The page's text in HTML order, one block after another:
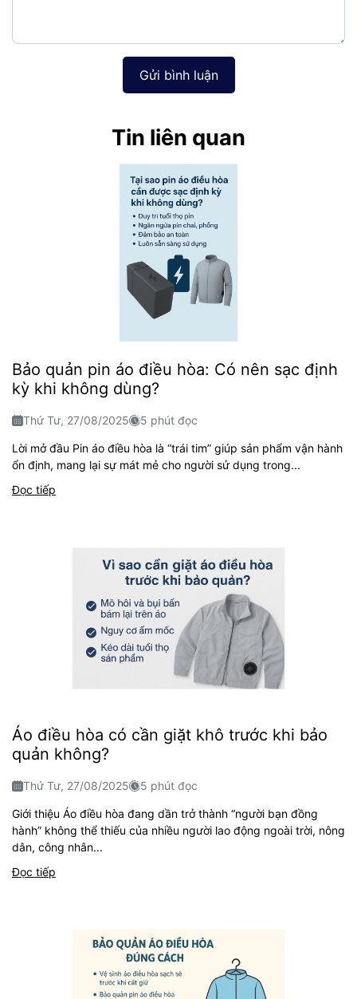
Gửi bình luận
Tin liên quan
Bảo quản pin áo điều hòa: Có nên sạc định
kỳ khi không dùng?
Thứ Tư, 27/08/2025 5 phút đọc
Lời mở đầu Pin áo điều hòa là “trái tim” giúp sản phẩm vận hành
ổn định, mang lại sự mát mẻ cho người sử dụng trong...
Đọc tiếp
Áo điều hòa có cần giặt khô trước khi bảo
quản không?
Thứ Tư, 27/08/2025 5 phút đọc
Giới thiệu Áo điều hòa đang dần trở thành “người bạn đồng
hành” không thể thiếu của nhiều người lao động ngoài trời, nông
dân, công nhân...
Đọc tiếp